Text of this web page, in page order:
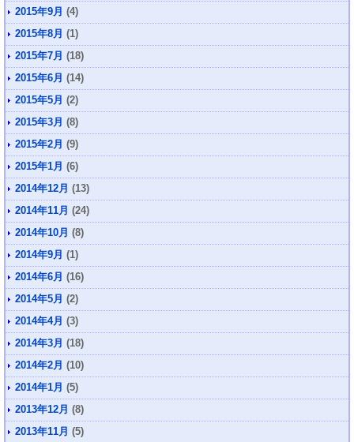
2015年9月 (4)
2015年8月 (1)
2015年7月 (18)
2015年6月 (14)
2015年5月 (2)
2015年3月 (8)
2015年2月 (9)
2015年1月 (6)
2014年12月 (13)
2014年11月 (24)
2014年10月 (8)
2014年9月 (1)
2014年6月 (16)
2014年5月 (2)
2014年4月 (3)
2014年3月 (18)
2014年2月 (10)
2014年1月 (5)
2013年12月 (8)
2013年11月 (5)